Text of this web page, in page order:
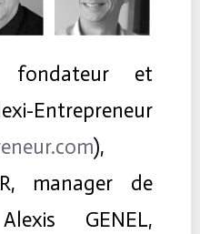
fondateur et
Entrepreneur
),
manager de
GENEL,